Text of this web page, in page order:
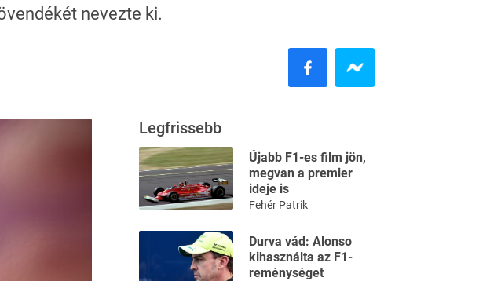
nevezte ki.
Legfrissebb
Újabb F1-es film jön,
megvan a premier
ideje is
Fehér Patrik
Durva vád: Alonso
kihasználta az F1-
reménységet